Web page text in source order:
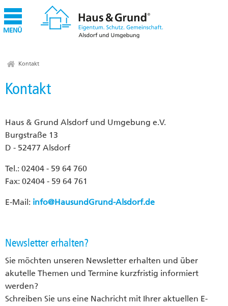
MENÜ
Kontakt
Kontakt
Haus & Grund Alsdorf und Umgebung e.V.
Burgstraße 13
D - 52477 Alsdorf
Tel.: 02404 - 59 64 760
Fax: 02404 - 59 64 761
E-Mail: info@HausundGrund-Alsdorf.de
Newsletter erhalten?
Sie möchten unseren Newsletter erhalten und über
akutelle Themen und Termine kurzfristig informiert
werden?
Schreiben Sie uns eine Nachricht mit Ihrer aktuellen E-